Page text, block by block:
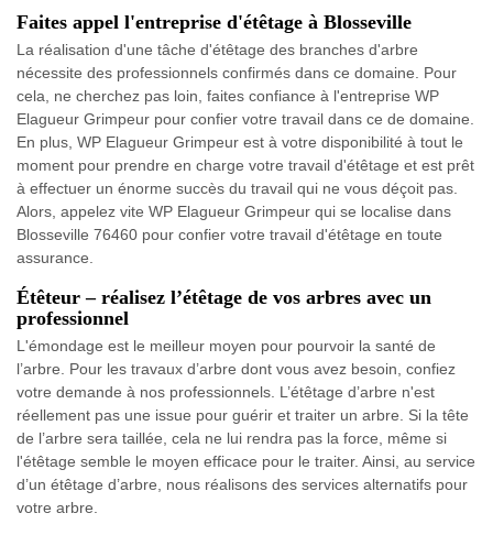
Faites appel l'entreprise d'étêtage à Blosseville
La réalisation d'une tâche d'étêtage des branches d'arbre
nécessite des professionnels confirmés dans ce domaine. Pour
cela, ne cherchez pas loin, faites confiance à l'entreprise WP
Elagueur Grimpeur pour confier votre travail dans ce de domaine.
En plus, WP Elagueur Grimpeur est à votre disponibilité à tout le
moment pour prendre en charge votre travail d'étêtage et est prêt
à effectuer un énorme succès du travail qui ne vous déçoit pas.
Alors, appelez vite WP Elagueur Grimpeur qui se localise dans
Blosseville 76460 pour confier votre travail d'étêtage en toute
assurance.
Étêteur – réalisez l’étêtage de vos arbres avec un
professionnel
L'émondage est le meilleur moyen pour pourvoir la santé de
l’arbre. Pour les travaux d’arbre dont vous avez besoin, confiez
votre demande à nos professionnels. L’étêtage d’arbre n'est
réellement pas une issue pour guérir et traiter un arbre. Si la tête
de l’arbre sera taillée, cela ne lui rendra pas la force, même si
l'étêtage semble le moyen efficace pour le traiter. Ainsi, au service
d’un étêtage d’arbre, nous réalisons des services alternatifs pour
votre arbre.